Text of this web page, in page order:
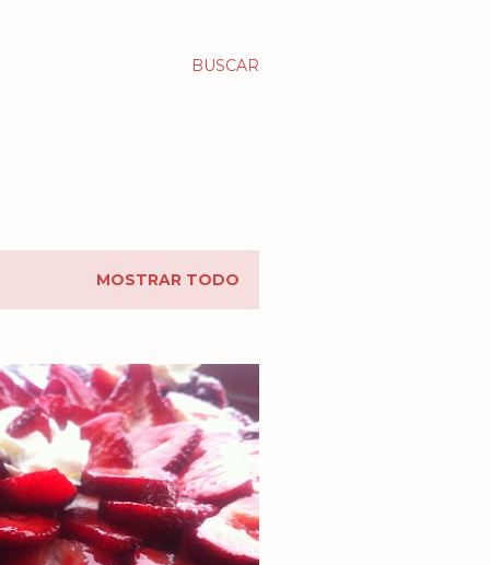
BUSCAR
MOSTRAR TODO